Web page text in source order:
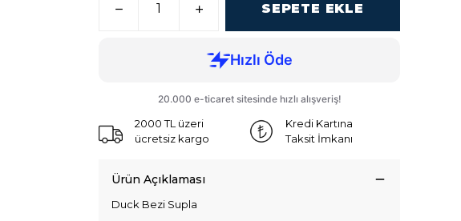
SEPETE EKLE
2000 TL üzeri
ücretsiz kargo
Kredi Kartına
Taksit İmkanı
Ürün Açıklaması
Duck Bezi Supla